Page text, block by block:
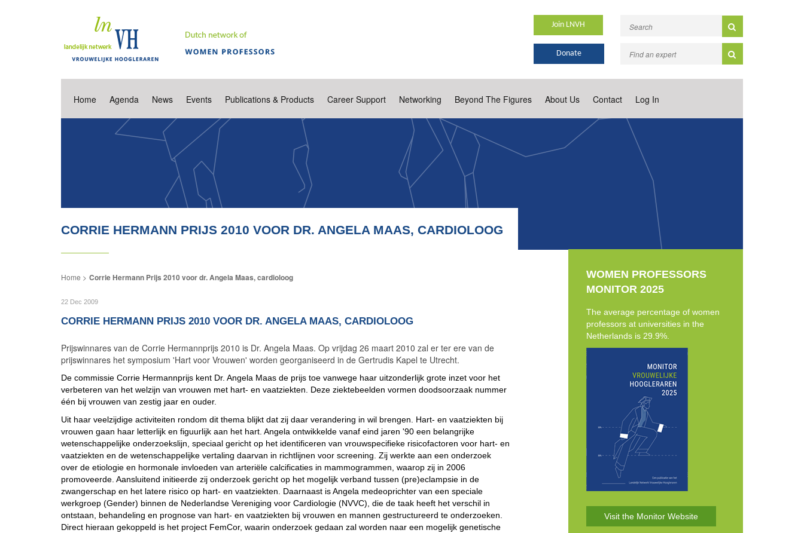
Join LNVH
Donate
Home Agenda News Events Publications & Products Career Support Networking Beyond The Figures About Us Contact Log In
CORRIE HERMANN PRIJS 2010 VOOR DR. ANGELA MAAS, CARDIOLOOG
Corrie Hermann Prijs 2010 voor dr. Angela Maas, cardioloog
22 Dec 2009
CORRIE HERMANN PRIJS 2010 VOOR DR. ANGELA MAAS, CARDIOLOOG
Prijswinnares van de Corrie Hermannprijs 2010 is Dr. Angela Maas. Op vrijdag 26 maart 2010 zal er ter ere van de
prijswinnares het symposium 'Hart voor Vrouwen' worden georganiseerd in de Gertrudis Kapel te Utrecht.
De commissie Corrie Hermannprijs kent Dr. Angela Maas de prijs toe vanwege haar uitzonderlijk grote inzet voor het
verbeteren van het welzijn van vrouwen met hart- en vaatziekten. Deze ziektebeelden vormen doodsoorzaak nummer
één bij vrouwen van zestig jaar en ouder.
Uit haar veelzijdige activiteiten rondom dit thema blijkt dat zij daar verandering in wil brengen. Hart- en vaatziekten bij
vrouwen gaan haar letterlijk en figuurlijk aan het hart. Angela ontwikkelde vanaf eind jaren '90 een belangrijke
wetenschappelijke onderzoekslijn, speciaal gericht op het identificeren van vrouwspecifieke risicofactoren voor hart- en
vaatziekten en de wetenschappelijke vertaling daarvan in richtlijnen voor screening. Zij werkte aan een onderzoek
over de etiologie en hormonale invloeden van arteriële calcificaties in mammogrammen, waarop zij in 2006
promoveerde. Aansluitend initieerde zij onderzoek gericht op het mogelijk verband tussen (pre)eclampsie in de
zwangerschap en het latere risico op hart- en vaatziekten. Daarnaast is Angela medeoprichter van een speciale
werkgroep (Gender) binnen de Nederlandse Vereniging voor Cardiologie (NVVC), die de taak heeft het verschil in
ontstaan, behandeling en prognose van hart- en vaatziekten bij vrouwen en mannen gestructureerd te onderzoeken.
Direct hieraan gekoppeld is het project FemCor, waarin onderzoek gedaan zal worden naar een mogelijk genetische
WOMEN PROFESSORS
MONITOR 2025
The average percentage of women
professors at universities in the
Netherlands is 29.9%.
Visit the Monitor Website